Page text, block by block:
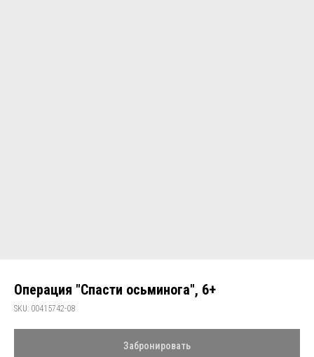
Операция "Спасти осьминога", 6+
SKU: 00415742-08
Забронировать